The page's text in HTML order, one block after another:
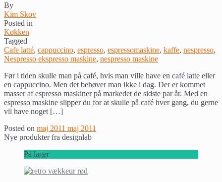
By
Kim Skov
Posted in
Køkken
Tagged
Cafe latté, cappuccino, espresso, espressomaskine, kaffe, nespresso,
Nespresso ekspresso maskine, nespresso maskine
Før i tiden skulle man på café, hvis man ville have en café latte eller
en cappuccino. Men det behøver man ikke i dag. Der er kommet
masser af espresso maskiner på markedet de sidste par år. Med en
espresso maskine slipper du for at skulle på café hver gang, du gerne
vil have noget […]
Posted on maj 2011 maj 2011
Nye produkter fra designlab
På lager